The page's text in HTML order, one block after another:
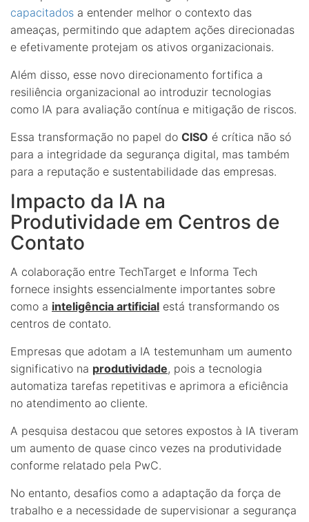
capacitados a entender melhor o contexto das
ameaças, permitindo que adaptem ações direcionadas
e efetivamente protejam os ativos organizacionais.
Além disso, esse novo direcionamento fortifica a
resiliência organizacional ao introduzir tecnologias
como IA para avaliação contínua e mitigação de riscos.
Essa transformação no papel do CISO é crítica não só
para a integridade da segurança digital, mas também
para a reputação e sustentabilidade das empresas.
Impacto da IA na
Produtividade em Centros de
Contato
A colaboração entre TechTarget e Informa Tech
fornece insights essencialmente importantes sobre
como a inteligência artificial está transformando os
centros de contato.
Empresas que adotam a IA testemunham um aumento
significativo na produtividade, pois a tecnologia
automatiza tarefas repetitivas e aprimora a eficiência
no atendimento ao cliente.
A pesquisa destacou que setores expostos à IA tiveram
um aumento de quase cinco vezes na produtividade
conforme relatado pela PwC.
No entanto, desafios como a adaptação da força de
trabalho e a necessidade de supervisionar a segurança